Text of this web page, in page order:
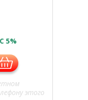
5%
этого